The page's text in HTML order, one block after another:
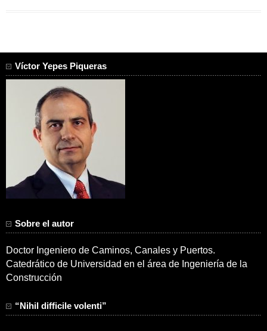
Víctor Yepes Piqueras
Sobre el autor
Doctor Ingeniero de Caminos, Canales y Puertos.
Catedrático de Universidad en el área de Ingeniería de la
Construcción
“Nihil difficile volenti”